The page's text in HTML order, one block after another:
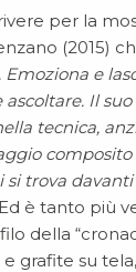
per la
(2015)
Emoziona e
ascoltare. Il
tecnica,
composito
si trova
è tanto più
della
grafite su